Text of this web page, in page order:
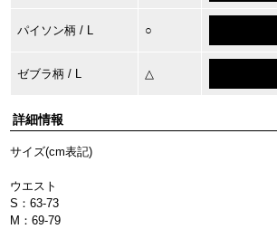
パイソン柄 / L ○
ゼブラ柄 / L △
詳細情報
サイズ(cm表記)
ウエスト
S：63-73
M：69-79